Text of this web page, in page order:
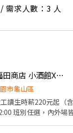
需求人數：3 人
👍 《六月新開店》福田商店 小酒館X食堂 計時夥伴
市龜山區
時薪220元起（含全勤）
班別任選，內外場